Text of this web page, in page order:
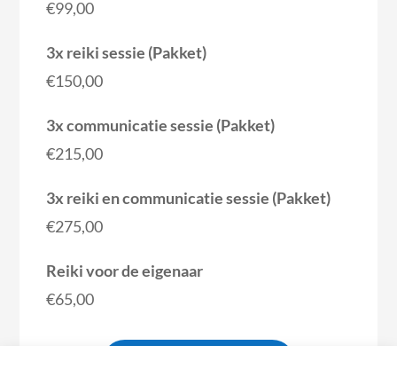
€99,00
3x reiki sessie (Pakket)
€150,00
3x communicatie sessie (Pakket)
€215,00
3x reiki en communicatie sessie (Pakket)
€275,00
Reiki voor de eigenaar
€65,00